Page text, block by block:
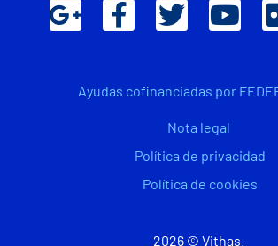
Ayudas cofinanciadas por
Nota legal
Política de privacidad
Política de cookies
2026 © Vithas.